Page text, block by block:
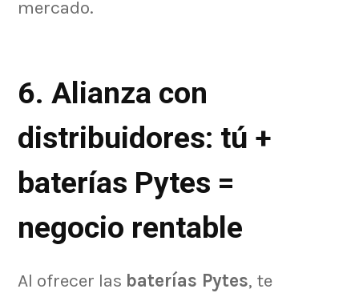
mercado.
6. Alianza con
distribuidores: tú +
baterías Pytes =
negocio rentable
Al ofrecer las baterías Pytes, te